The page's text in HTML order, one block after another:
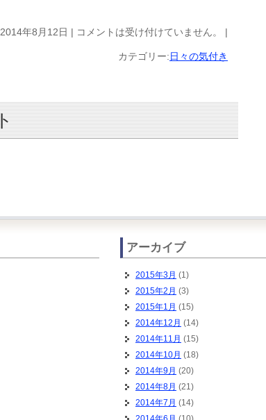
2014年8月12日 | コメントは受け付けていません。 |
カテゴリー:日々の気付き
アーカイブ
2015年3月 (1)
2015年2月 (3)
2015年1月 (15)
2014年12月 (14)
2014年11月 (15)
2014年10月 (18)
2014年9月 (20)
2014年8月 (21)
2014年7月 (14)